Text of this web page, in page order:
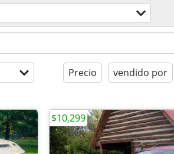
Precio vendido por
$10,299